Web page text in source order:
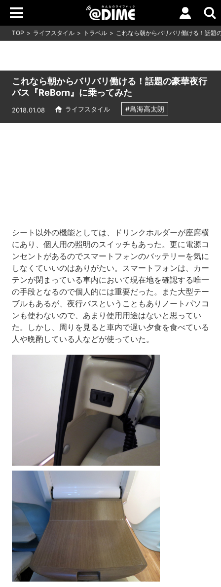
TOP ライフスタイル トラベル これなら朝からバリバリ働ける！話題
これなら朝からバリバリ働ける！話題の豪華夜行
バス『ReBorn』に乗ってみた
2018.01.08 ライフスタイル #鳥海高太朗
シート以外の機能としては、ドリンクホルダーが座席横
にあり、個人用の照明のスイッチもあった。更に電源コ
ンセントがあるのでスマートフォンのバッテリーを気に
しなくていいのはありがたい。スマートフォンは、カー
テンが閉まっている車内において現在地を確認する唯一
の手段となるので個人的には重要だった。また大型テー
ブルもあるが、夜行バスということもありノートパソコ
ンも使わないので、あまり使用用途はないと思ってい
た。しかし、周りを見ると車内で遅い夕食を食べている
人や晩酌している人などが使っていた。